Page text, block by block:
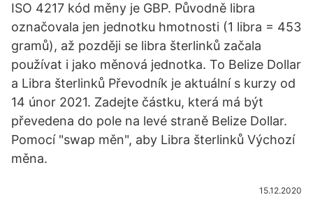
ISO 4217 kód měny je GBP. Původně libra
označovala jen jednotku hmotnosti (1 libra = 453
gramů), až později se libra šterlinků začala
používat i jako měnová jednotka. To Belize Dollar
a Libra šterlinků Převodník je aktuální s kurzy od
14 únor 2021. Zadejte částku, která má být
převedena do pole na levé straně Belize Dollar.
Pomocí "swap měn", aby Libra šterlinků Výchozí
měna.
15.12.2020